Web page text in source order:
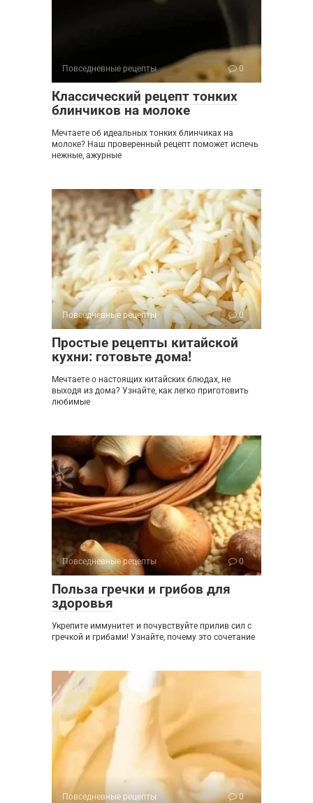
Повседневные рецепты 0
Классический рецепт тонких
блинчиков на молоке
Мечтаете об идеальных тонких блинчиках на
молоке? Наш проверенный рецепт поможет испечь
нежные, ажурные
Повседневные рецепты 0
Простые рецепты китайской
кухни: готовьте дома!
Мечтаете о настоящих китайских блюдах, не
выходя из дома? Узнайте, как легко приготовить
любимые
Повседневные рецепты 0
Польза гречки и грибов для
здоровья
Укрепите иммунитет и почувствуйте прилив сил с
гречкой и грибами! Узнайте, почему это сочетание
Повседневные рецепты 0